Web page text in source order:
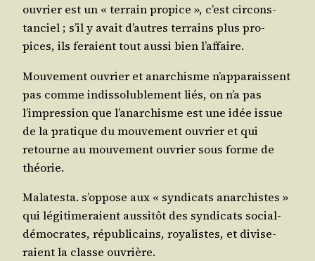
ouvrier est un « ter­rain pro­pice », c’est cir­cons­
tan­ciel ; s’il y avait d’autres ter­rains plus pro­
pices, ils feraient tout aus­si bien l’affaire.
Mou­ve­ment ouvrier et anar­chisme n’apparaissent
pas comme indis­so­lu­ble­ment liés, on n’a pas
l’impression que l’anarchisme est une idée issue
de la pra­tique du mou­ve­ment ouvrier et qui
retourne au mou­ve­ment ouvrier sous forme de
théorie.
Mala­tes­ta. s’oppose aux « syn­di­cats anar­chistes »
qui légi­ti­me­raient aus­si­tôt des syn­di­cats social-
démo­crates, répu­bli­cains, roya­listes, et divi­se­
raient la classe ouvrière.